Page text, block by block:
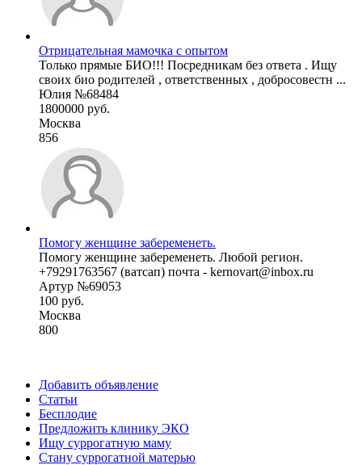
Отрицательная мамочка с опытом
Только прямые БИО!!! Посредникам без ответа . Ищу
своих био родителей , ответственных , добросовестн ...
Юлия №68484
1800000 руб.
Москва
856
Помогу женщине забеременеть.
Помогу женщине забеременеть. Любой регион.
+79291763567 (ватсап) почта - kernovart@inbox.ru
Артур №69053
100 руб.
Москва
800
Добавить объявление
Статьи
Бесплодие
Предложить клинику ЭКО
Ищу суррогатную маму
Стану суррогатной матерью